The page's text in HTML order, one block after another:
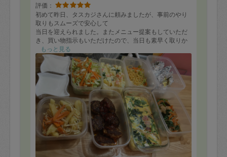
評価：
初めて昨日、タスカジさんに頼みましたが、事前のやり
取りもスムーズで安心して
当日を迎えられました。またメニュー提案もしていただ
き、買い物指示もいただけたので、当日も素早く取りか
かってくださり
話しながらも、段取りよく希望のものを作ってください
ました。
★キッシュ ★パンナコッタ
★チャプチェ★ポテトサラダ
★野菜ココット★野菜スープ
★パスタ★ピザ★ハンバーグ
★スティック春巻き★シャケホイル焼き
★鶏肉の炒めものなど。
常温や冷凍のものもアドバイスくださり、
今週は野菜もたくさんとれて乗り切れそ
うです。
もっと見る